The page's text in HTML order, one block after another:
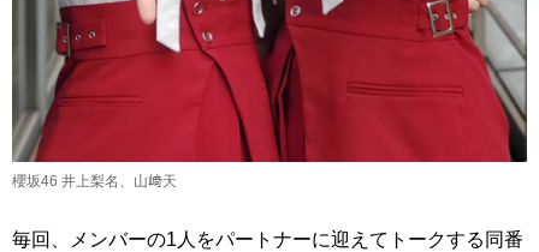
櫻坂46 井上梨名、山﨑天
毎回、メンバーの1人をパートナーに迎えてトークする同番